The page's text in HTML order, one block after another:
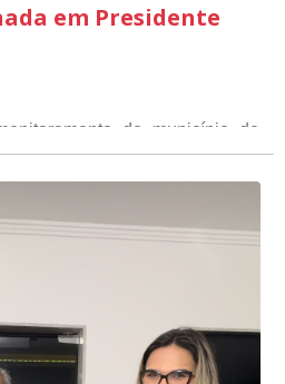
em Presidente
do município de
neste fim de semana,
com indícios de
a central de
a Guarda Civil Municipal,
adulteração foi comprovada,
do Chassi, a motocicleta, bem
instalado
o município de Presidente